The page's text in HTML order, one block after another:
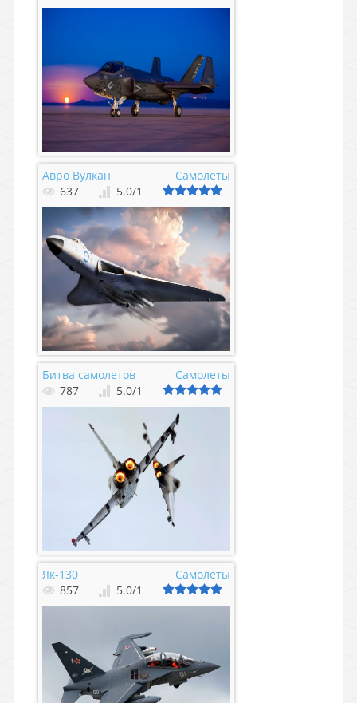
Авро Вулкан
Самолеты
637
5.0/1
Битва самолетов
Самолеты
787
5.0/1
Як-130
Самолеты
857
5.0/1